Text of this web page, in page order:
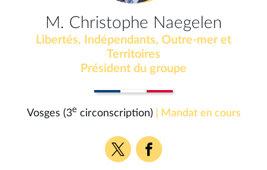
M. Christophe Naegelen
Libertés, Indépendants, Outre-mer et
Territoires
Président du groupe
Vosges (3ecirconscription) | Mandat en cours
Voir
la
Voir
la